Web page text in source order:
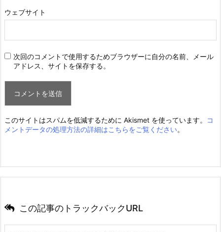
ウェブサイト
次回のコメントで使用するためブラウザーに自分の名前、メール
アドレス、サイトを保存する。
このサイトはスパムを低減するために Akismet を使っています。
コ
メントデータの処理方法の詳細はこちらをご覧ください。
この記事のトラックバックURL